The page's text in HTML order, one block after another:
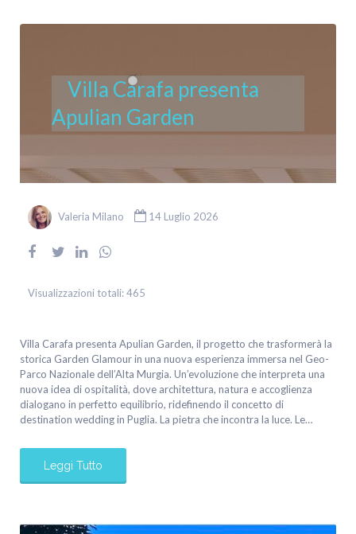
Villa Carafa presenta
Apulian Garden
Valeria Milano 14 Luglio 2026
Visualizzazioni totali:465
Villa Carafa presenta Apulian Garden, il progetto che trasformerà la
storica Garden Glamour in una nuova esperienza immersa nel Geo-
Parco Nazionale dell’Alta Murgia. Un’evoluzione che interpreta una
nuova idea di ospitalità, dove architettura, natura e accoglienza
dialogano in perfetto equilibrio, ridefinendo il concetto di
destination wedding in Puglia. La pietra che incontra la luce. Le…
Leggi Tutto